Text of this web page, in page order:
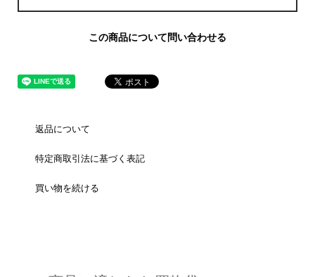
この商品について問い合わせる
返品について
特定商取引法に基づく表記
買い物を続ける